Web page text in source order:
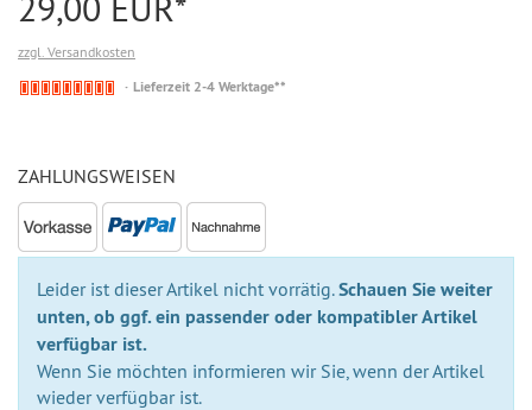
zzgl. Versandkosten
Nicht
Lieferzeit 2-4 Werktage**
ZAHLUNGSWEISEN
Leider ist dieser Artikel nicht vorrätig.Schauen Sie weiter
unten, ob ggf. ein passender oder kompatibler Artikel
verfügbar ist.
Wenn Sie möchten informieren wir Sie, wenn der Artikel
wieder verfügbar ist.